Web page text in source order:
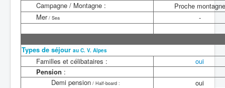
Campagne / Montagne :
Proche montagne
Mer/ Sea -
Types de séjour au C. V. Alpes
Familles et célibataires :
oui
Pension :
Demi pension / Half-board :
oui